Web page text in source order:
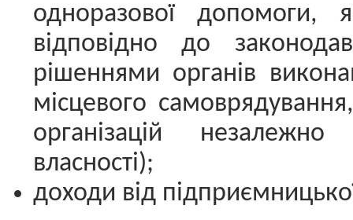
одноразової допомоги,
відповідно до
рішеннями органів
місцевого
організацій
власності);
доходи від